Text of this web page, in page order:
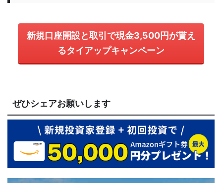
新規口座開設と取引で現金3,500円が貰え
るタイアップキャンペーン
ぜひシェアお願いします